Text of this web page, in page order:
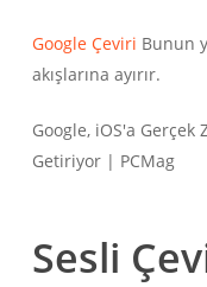
Google Çeviri Bunun
akışlarına ayırır.
Sesli